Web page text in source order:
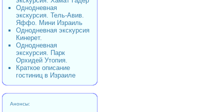
Однодневная
экскурсия. Тель-Авив.
Яффо. Мини Израиль
Однодневная экскурсия
Кинерет.
Однодневная
экскурсия. Парк
Орхидей Утопия.
Краткое описание
гостиниц в Израиле
Анонсы: